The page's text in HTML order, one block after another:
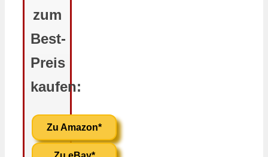
zum
Best-
Preis
kaufen:
Zu Amazon*